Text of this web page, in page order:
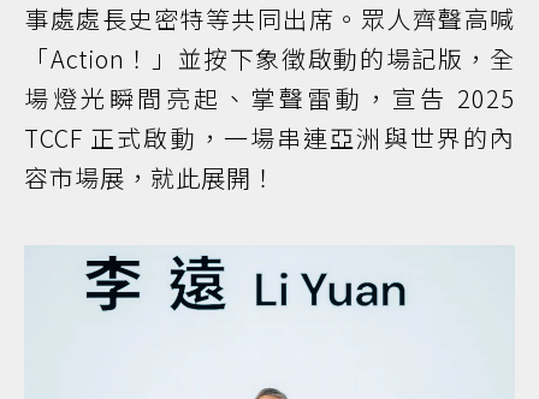
事處處長史密特等共同出席。眾人齊聲高喊
「Action！」並按下象徵啟動的場記版，全
場燈光瞬間亮起、掌聲雷動，宣告 2025
TCCF 正式啟動，一場串連亞洲與世界的內
容市場展，就此展開！